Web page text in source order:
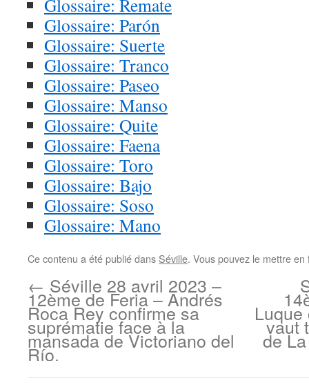
Glossaire: Remate
Glossaire: Parón
Glossaire: Suerte
Glossaire: Tranco
Glossaire: Paseo
Glossaire: Manso
Glossaire: Quite
Glossaire: Faena
Glossaire: Toro
Glossaire: Bajo
Glossaire: Soso
Glossaire: Mano
Ce contenu a été publié dans Séville. Vous pouvez le mettre
← Séville 28 avril 2023 –
12ème de Feria – Andrés
Roca Rey confirme sa
suprématie face à la
mansada de Victoriano del
Río.
vaut
de